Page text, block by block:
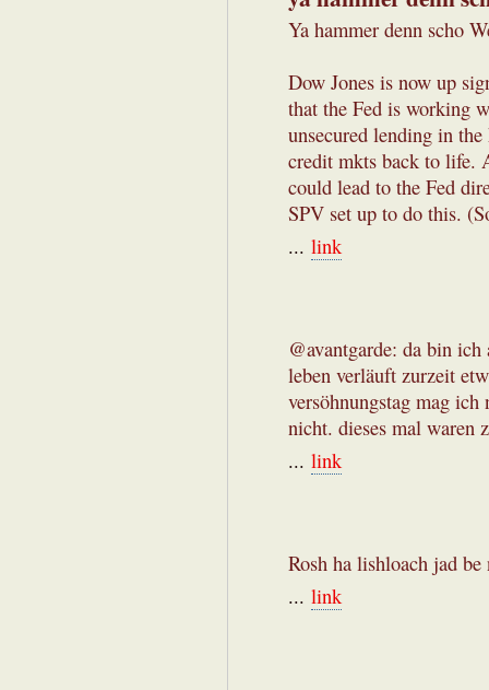
Ya hammer denn scho
Dow Jones is now up
that the Fed is working
unsecured lending in
credit mkts back to life.
could lead to the Fed
SPV set up to do this.
... link
@avantgarde: da bin
leben verläuft zurzeit
versöhnungstag mag
nicht. dieses mal
... link
Rosh ha lishloach jad be
... link